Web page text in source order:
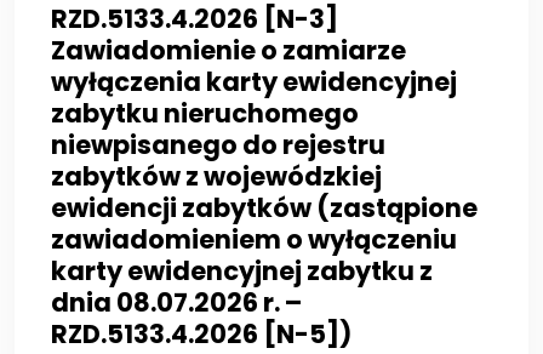
RZD.5133.4.2026 [N-3]
Zawiadomienie o zamiarze
wyłączenia karty ewidencyjnej
zabytku nieruchomego
niewpisanego do rejestru
zabytków z wojewódzkiej
ewidencji zabytków (zastąpione
zawiadomieniem o wyłączeniu
karty ewidencyjnej zabytku z
dnia 08.07.2026 r. –
RZD.5133.4.2026 [N-5])